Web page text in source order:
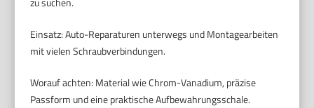
Einsatz: Auto-Reparaturen unterwegs und Montagearbeiten
mit vielen Schraubverbindungen.
Worauf achten: Material wie Chrom-Vanadium, präzise
Passform und eine praktische Aufbewahrungsschale.